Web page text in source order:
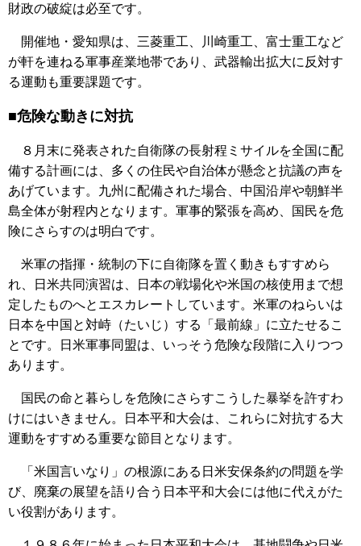
財政の破綻は必至です。
開催地・愛知県は、三菱重工、川崎重工、富士重工など
が軒を連ねる軍事産業地帯であり、武器輸出拡大に反対す
る運動も重要課題です。
■危険な動きに対抗
８月末に発表された自衛隊の長射程ミサイルを全国に配
備する計画には、多くの住民や自治体が懸念と抗議の声を
あげています。九州に配備された場合、中国沿岸や朝鮮半
島全体が射程内となります。軍事的緊張を高め、国民を危
険にさらすのは明白です。
米軍の指揮・統制の下に自衛隊を置く動きもすすめら
れ、日米共同演習は、日本の戦場化や米国の核使用まで想
定したものへとエスカレートしています。米軍のねらいは
日本を中国と対峙（たいじ）する「最前線」に立たせるこ
とです。日米軍事同盟は、いっそう危険な段階に入りつつ
あります。
国民の命と暮らしを危険にさらすこうした暴挙を許すわ
けにはいきません。日本平和大会は、これらに対抗する大
運動をすすめる重要な節目となります。
「米国言いなり」の根源にある日米安保条約の問題を学
び、廃棄の展望を語り合う日本平和大会には他に代えがた
い役割があります。